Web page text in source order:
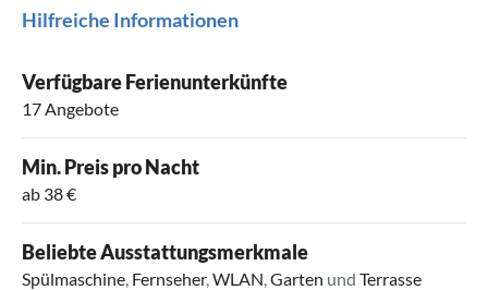
Hilfreiche Informationen
Verfügbare Ferienunterkünfte
17 Angebote
Min. Preis pro Nacht
ab 38 €
Beliebte Ausstattungsmerkmale
Spülmaschine, Fernseher,WLAN,Garten und Terrasse